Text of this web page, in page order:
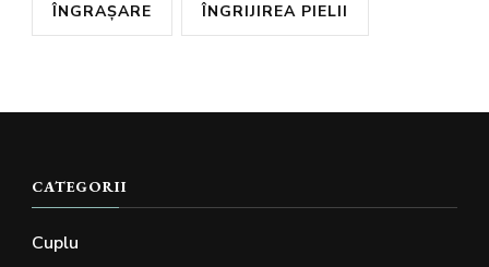
ÎNGRAȘARE ÎNGRIJIREA PIELII
CATEGORII
Cuplu